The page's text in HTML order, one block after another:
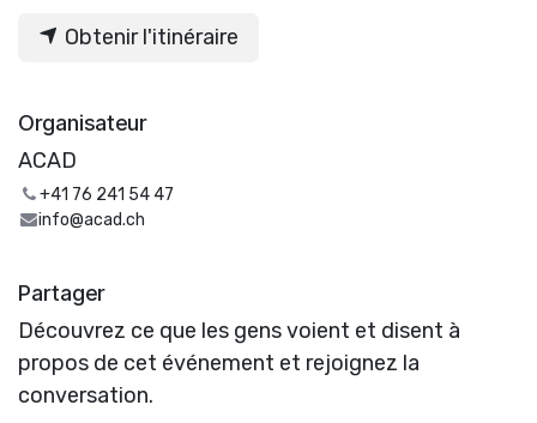
Obtenir l'itinéraire
Organisateur
ACAD
+41 76 241 54 47
info@acad.ch
Partager
Découvrez ce que les gens voient et disent à
propos de cet événement et rejoignez la
conversation.